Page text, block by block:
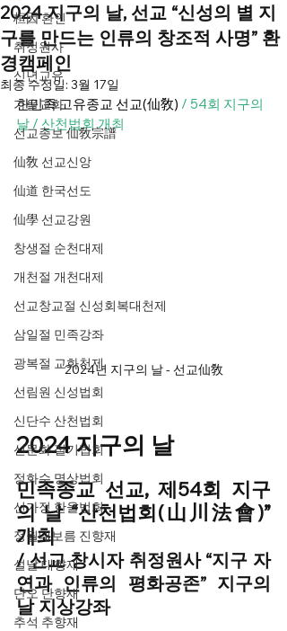
桓因 환인
취정원사
신년교유
가을교화
선교종보 仙敎宗譜
仙敎 선교신앙
仙道 한국선도
仙學 선교강원
창생절 순천대제
개천절 개천대제
선교창교절 신성회복대천제
삼일절 민족강좌
광복절 교화천제
선림원 신성법회
신단수 산천법회
선문화 절기법회
정화수 명상법회
선가정 한울법회
정월대보름 진향재
설날 대향재
단오 단향재
추석 추향재
2024 지구의 날, 선교 “신성의 별 지
구를 만드는 인류의 창조적 사명” 환
경캠페인
최종 수정일: 3월 17일
한민족 고유종교 선교(仙敎) / 54회 지구의
날 / 산천법회 개최
2024년 지구의 날 - 선교仙敎
2024 지구의 날
민족종교 선교, 제54회 지구
의 날 “산천법회(山川法會)”
개최
/ 선교 창시자 취정원사 “지구 자
연과 인류의 평화공존” 지구의
날 지상강좌